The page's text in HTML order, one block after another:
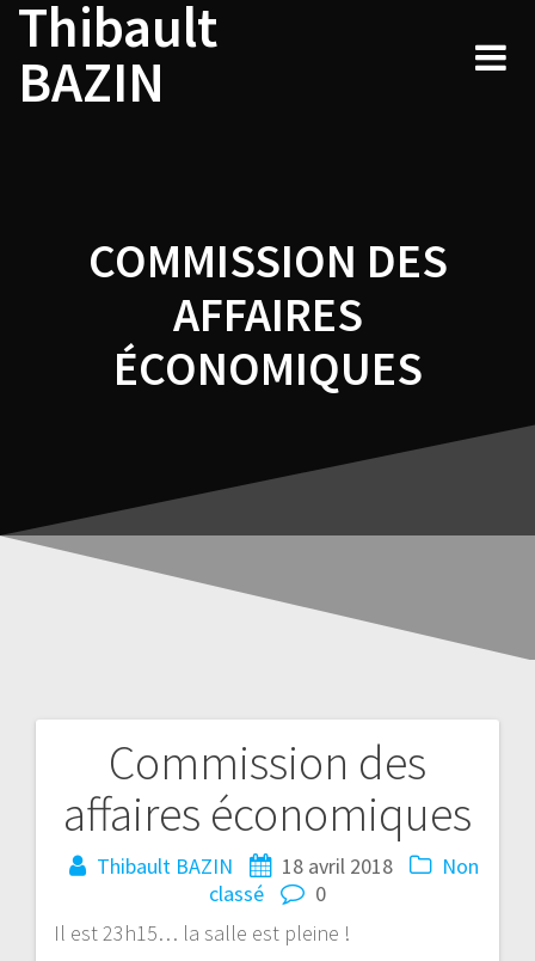
Skip
content
Thibault
BAZIN
COMMISSION DES
AFFAIRES
ÉCONOMIQUES
Commission des
affaires économiques
Thibault BAZIN 18 avril 2018
Non
classé
0
Il est 23h15… la salle est pleine !
Navigation
de